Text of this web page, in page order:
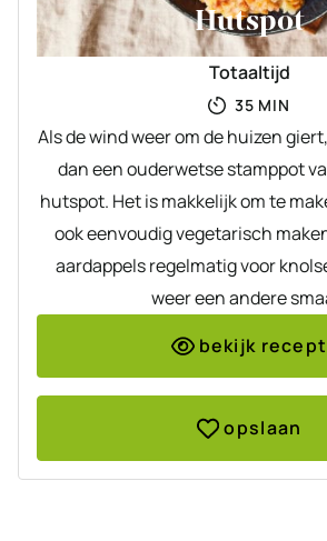
Hutspot
Totaaltijd
35MINUTEN
MIN
Als de wind weer om de huizen
dan een ouderwetse stamppot
hutspot. Het is makkelijk om te
ook eenvoudig vegetarisch
aardappels regelmatig voor
weer een andere
bekijk recept
opslaan